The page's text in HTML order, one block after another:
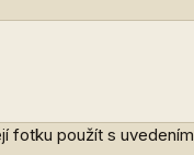
fotku použít s uvedením